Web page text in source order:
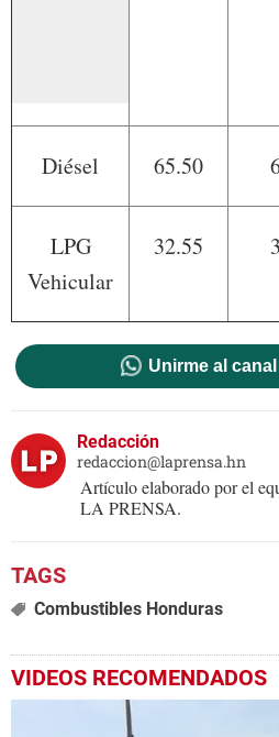
Diésel 65.50
LPG
Vehicular
32.55
Unirme al
Redacción
redaccion@laprensa.hn
Artículo elaborado por el
LA PRENSA.
Combustibles Honduras
VIDEOS RECOMENDADOS